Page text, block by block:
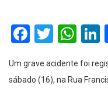
Facebook
Um grave acidente foi
sábado (16), na Rua